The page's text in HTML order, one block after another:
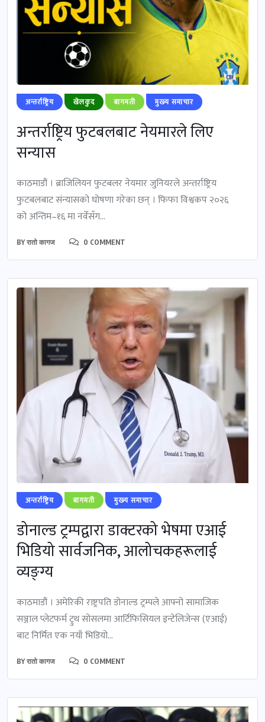
अन्तर्राष्ट्रिय खेलकुद बागमती मुख्‍य समाचार
अन्तर्राष्ट्रिय फुटबलबाट नेयमारले लिए
सन्यास
काठमाडौं । ब्राजिलियन फुटबलर नेयमार जुनियरले अन्तर्राष्ट्रिय
फुटबलबाट संन्यासको घोषणा गरेका छन् । फिफा विश्वकप २०२६
को अन्तिम–१६ मा नर्वेसँग...
BYरातो कागज 0 COMMENT
अन्तर्राष्ट्रिय बागमती मुख्‍य समाचार
डोनाल्ड ट्रम्पद्वारा डाक्टरको भेषमा एआई
भिडियो सार्वजनिक, आलोचकहरूलाई
व्यङ्ग्य
काठमाडौं । अमेरिकी राष्ट्रपति डोनाल्ड ट्रम्पले आफ्नो सामाजिक
सञ्जाल प्लेटफर्म ट्रुथ सोसलमा आर्टिफिसियल इन्टेलिजेन्स (एआई)
बाट निर्मित एक नयाँ भिडियो...
BYरातो कागज 0 COMMENT